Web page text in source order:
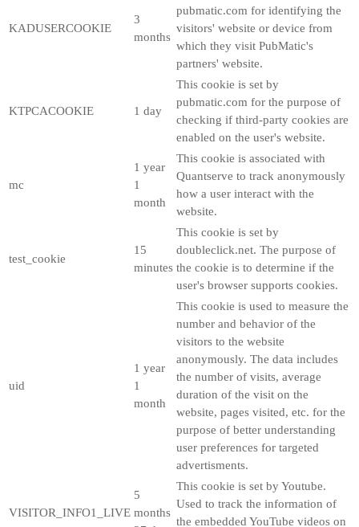
KADUSERCOOKIE
3
months
pubmatic.com for identifying the
visitors' website or device from
which they visit PubMatic's
partners' website.
KTPCACOOKIE 1 day
This cookie is set by
pubmatic.com for the purpose of
checking if third-party cookies are
enabled on the user's website.
mc
1 year
1
month
This cookie is associated with
Quantserve to track anonymously
how a user interact with the
website.
test_cookie
15
minutes
This cookie is set by
doubleclick.net. The purpose of
the cookie is to determine if the
user's browser supports cookies.
uid
1 year
1
month
This cookie is used to measure the
number and behavior of the
visitors to the website
anonymously. The data includes
the number of visits, average
duration of the visit on the
website, pages visited, etc. for the
purpose of better understanding
user preferences for targeted
advertisments.
VISITOR_INFO1_LIVE
5
months
This cookie is set by Youtube.
Used to track the information of
the embedded YouTube videos on